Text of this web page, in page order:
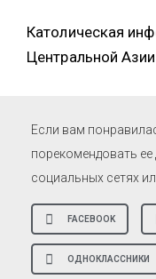
Католическая
Центральной Азии
Если вам
порекомендовать
социальных сетях
FACEBOOK
ОДНОКЛАССНИКИ